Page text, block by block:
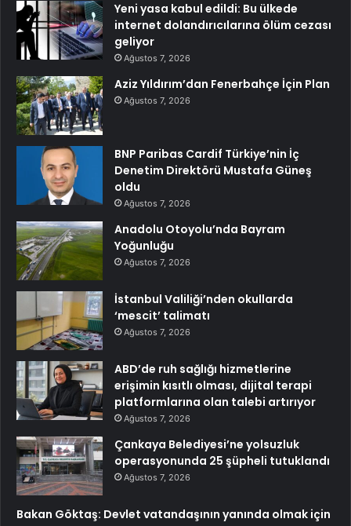
Yeni yasa kabul edildi: Bu ülkede
internet dolandırıcılarına ölüm cezası
geliyor
Ağustos 7, 2026
Aziz Yıldırım’dan Fenerbahçe İçin Plan
Ağustos 7, 2026
BNP Paribas Cardif Türkiye’nin İç
Denetim Direktörü Mustafa Güneş
oldu
Ağustos 7, 2026
Anadolu Otoyolu’nda Bayram
Yoğunluğu
Ağustos 7, 2026
İstanbul Valiliği’nden okullarda
‘mescit’ talimatı
Ağustos 7, 2026
ABD’de ruh sağlığı hizmetlerine
erişimin kısıtlı olması, dijital terapi
platformlarına olan talebi artırıyor
Ağustos 7, 2026
Çankaya Belediyesi’ne yolsuzluk
operasyonunda 25 şüpheli tutuklandı
Ağustos 7, 2026
Bakan Göktaş: Devlet vatandaşının yanında olmak için